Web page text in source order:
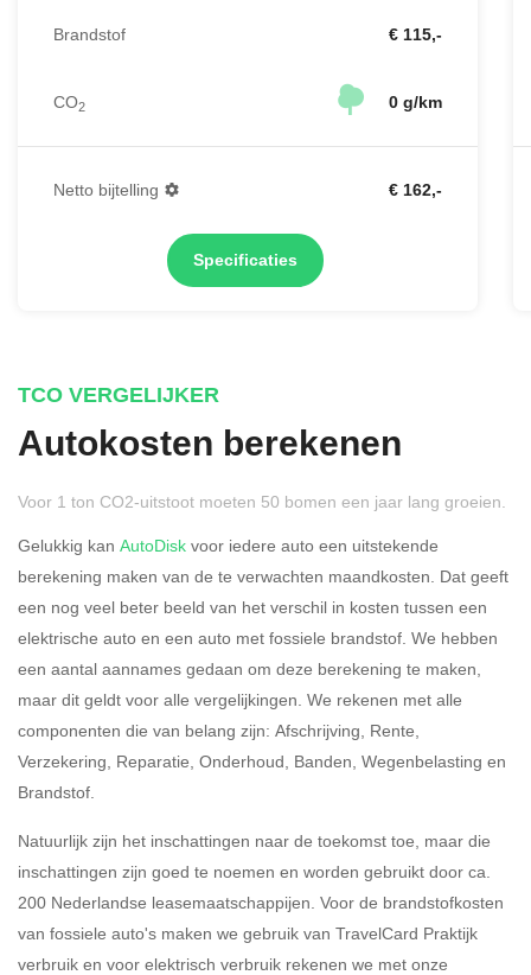
Brandstof € 115,-
CO2 0 g/km
Netto bijtelling € 162,-
Specificaties
Rijdt u meer dan 500
kilometer privé?
Ja Nee
Belastingspercentage
37,07% (Belastbaar tot €
69.399,- )
Eigen bijdrage
TCO VERGELIJKER
Autokosten berekenen
Voor 1 ton CO2-uitstoot moeten 50 bomen een jaar lang groeien.
Gelukkig kan AutoDisk voor iedere auto een uitstekende
berekening maken van de te verwachten maandkosten. Dat geeft
een nog veel beter beeld van het verschil in kosten tussen een
elektrische auto en een auto met fossiele brandstof. We hebben
een aantal aannames gedaan om deze berekening te maken,
maar dit geldt voor alle vergelijkingen. We rekenen met alle
componenten die van belang zijn: Afschrijving, Rente,
Verzekering, Reparatie, Onderhoud, Banden, Wegenbelasting en
Brandstof.
Natuurlijk zijn het inschattingen naar de toekomst toe, maar die
inschattingen zijn goed te noemen en worden gebruikt door ca.
200 Nederlandse leasemaatschappijen. Voor de brandstofkosten
van fossiele auto's maken we gebruik van TravelCard Praktijk
verbruik en voor elektrisch verbruik rekenen we met onze